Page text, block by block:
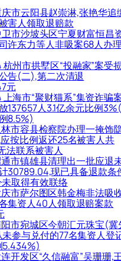
庆市云阳县赵崇淋,张艳华追
害人领取退赔款
卫市沙坡头区宁夏财富恒昌
许东力等人非吸案68人办
杭州市拱墅区“投融家”案受
告(二),第二次清退
元
上海市“聚财猫系”集资诈骗
137657人3.1亿余元比例
8.5%)
林市容县检察院办理一掩饰
按比例返还25名被害人共
法联系被害人
通市镇雄县清理出一批应退
30789.04,现已具备退款条
未取得有效联络
庆市萨尔图区韩金梅非法吸
集资人40人领取退赔案款
阳市宛城区今朝汇元珠宝(冀
参与兑付的77名集资人登
5.434%)
开发区“久信融富”吴珊珊,